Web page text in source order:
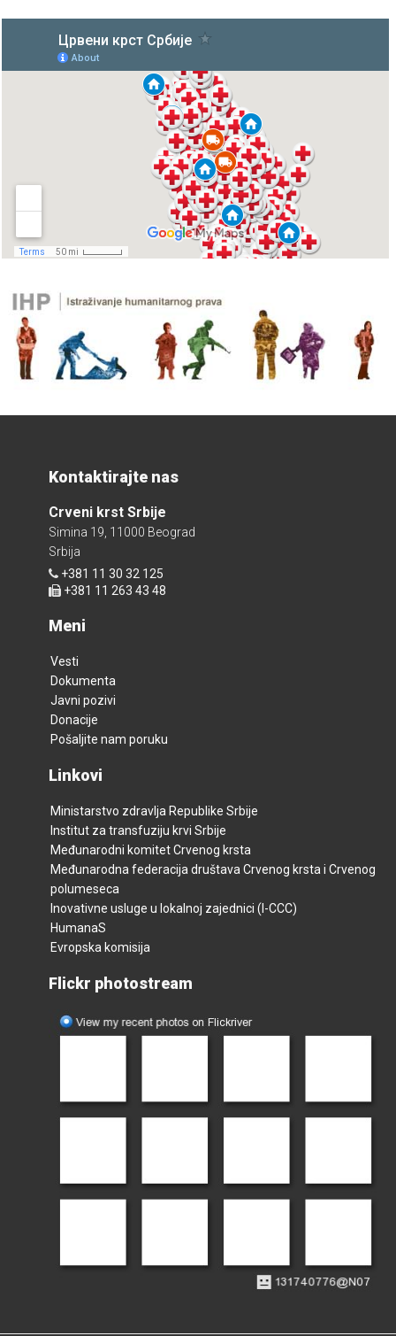
Kontaktirajte nas
Crveni krst Srbije
Simina 19, 11000 Beograd
Srbija
+381 11 30 32 125
+381 11 263 43 48
Meni
Vesti
Dokumenta
Javni pozivi
Donacije
Pošaljite nam poruku
Linkovi
Ministarstvo zdravlja Republike Srbije
Institut za transfuziju krvi Srbije
Međunarodni komitet Crvenog krsta
Međunarodna federacija društava Crvenog krsta i Crvenog
polumeseca
Inovativne usluge u lokalnoj zajednici (I-CCC)
HumanaS
Evropska komisija
Flickr photostream